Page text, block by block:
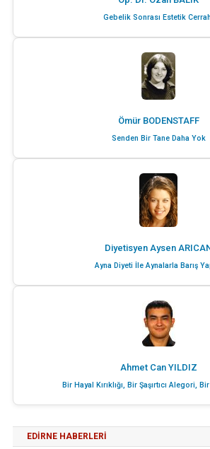
Gebelik Sonrası Estetik
Ömür BODENSTAFF
Senden Bir Tane Daha Yok
Diyetisyen Aysen
Ayna Diyeti İle Aynalarla Barış
Ahmet Can YILDIZ
Bir Hayal Kırıklığı, Bir Şaşırtıcı Alegori,
EDIRNE HABERLERI